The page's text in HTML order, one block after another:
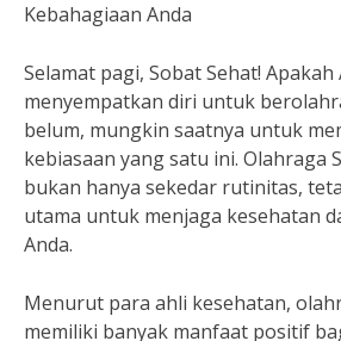
Kebahagiaan Anda
Selamat pagi, Sobat Sehat! Apakah
menyempatkan diri untuk
belum, mungkin saatnya untuk
kebiasaan yang satu ini. Olahraga
bukan hanya sekedar rutinitas,
utama untuk menjaga kesehatan
Anda.
Menurut para ahli kesehatan,
memiliki banyak manfaat positif